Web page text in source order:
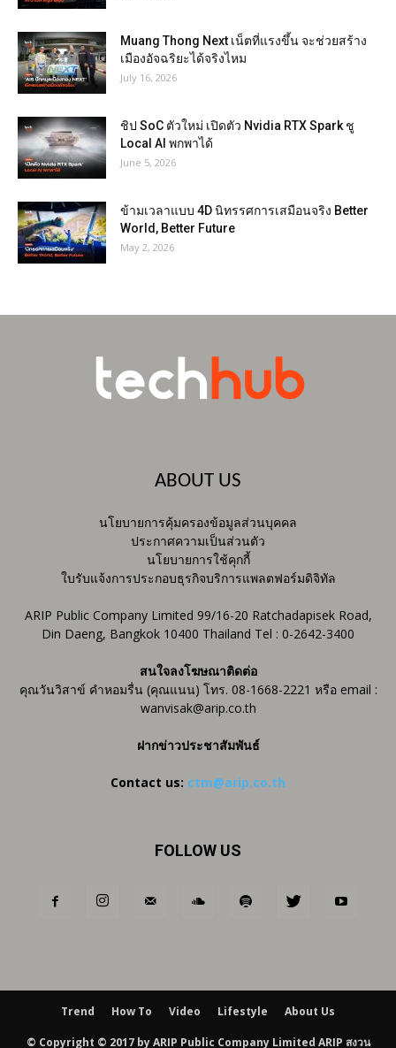
Muang Thong Next เน็ตที่แรงขึ้น จะช่วยสร้าง
เมืองอัจฉริยะได้จริงไหม
July 16, 2026
ชิป SoC ตัวใหม่ เปิดตัว Nvidia RTX Spark ชู
Local AI พกพาได้
June 5, 2026
ข้ามเวลาแบบ 4D นิทรรศการเสมือนจริง Better
World, Better Future
May 2, 2026
ABOUT US
นโยบายการคุ้มครองข้อมูลส่วนบุคคล
ประกาศความเป็นส่วนตัว
นโยบายการใช้คุกกี้
ใบรับแจ้งการประกอบธุรกิจบริการแพลตฟอร์มดิจิทัล
ARIP Public Company Limited 99/16-20 Ratchadapisek Road,
Din Daeng, Bangkok 10400 Thailand Tel : 0-2642-3400
สนใจลงโฆษณาติดต่อ
คุณวันวิสาข์ คำหอมรื่น (คุณแนน) โทร. 08-1668-2221 หรือ email :
wanvisak@arip.co.th
ฝากข่าวประชาสัมพันธ์
Contact us: ctm@arip.co.th
FOLLOW US
Trend How To Video Lifestyle About Us
© Copyright © 2017 by ARIP Public Company Limited ARIP สงวน